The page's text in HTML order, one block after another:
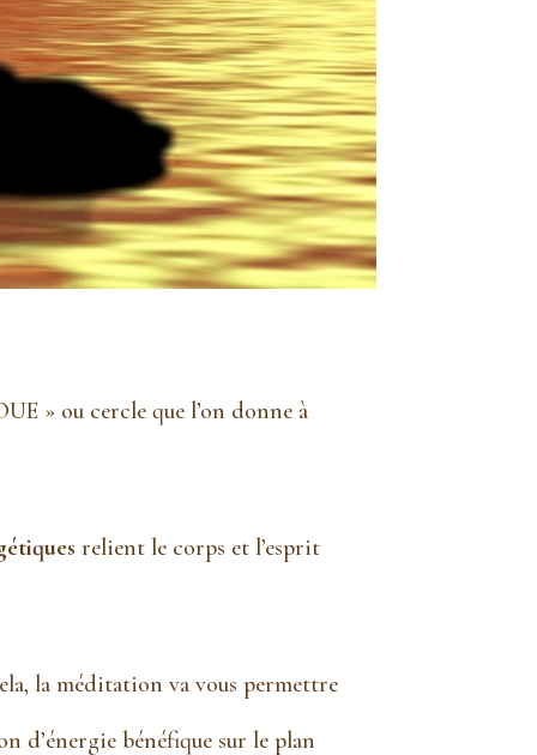
» ou cercle que l’on donne à
relient le corps et l’esprit
la méditation va vous permettre
d’énergie bénéfique sur le plan